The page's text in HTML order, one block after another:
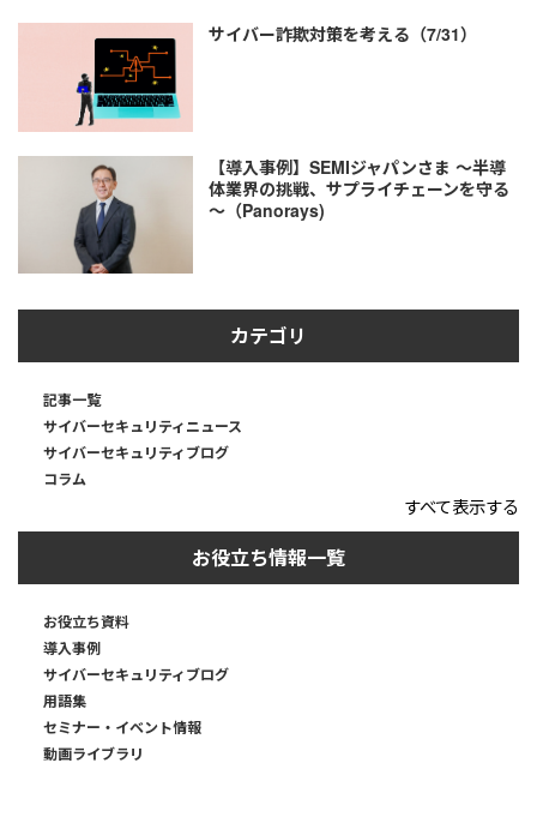
サイバー詐欺対策を考える（7/31）
【導入事例】SEMIジャパンさま ～半導
体業界の挑戦、サプライチェーンを守る
～（Panorays)
カテゴリ
記事一覧
サイバーセキュリティニュース
サイバーセキュリティブログ
コラム
すべて表示する
お役立ち情報一覧
お役立ち資料
導入事例
サイバーセキュリティブログ
用語集
セミナー・イベント情報
動画ライブラリ